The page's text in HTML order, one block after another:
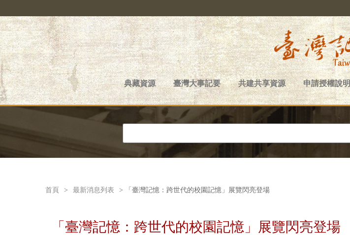
典藏資源 臺灣大事記要 共建共享資源 申請授權說明
首頁 > 最新消息列表 > 「臺灣記憶：跨世代的校園記憶」展覽閃亮登場
「臺灣記憶：跨世代的校園記憶」展覽閃亮登場